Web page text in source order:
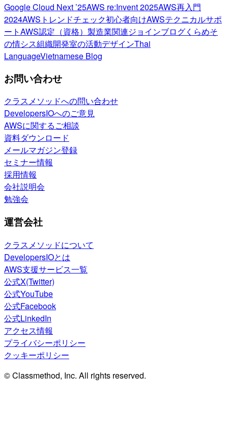
Google Cloud Next ’25AWS re:Invent 2025AWS再入門
2024AWSトレンドチェック初心者向けAWSテクニカルサポ
ートAWS認定（資格） 製造業関連ジョインブログくらめそ
の情シス組織開発室の活動デザインThai
LanguageVietnamese Blog
お問い合わせ
クラスメソッドへの問い合わせ
DevelopersIOへのご意見
AWSに関するご相談
資料ダウンロード
メールマガジン登録
セミナー情報
採用情報
会社説明会
勉強会
運営会社
クラスメソッドについて
DevelopersIOとは
AWS支援サービス一覧
公式X(Twitter)
公式YouTube
公式Facebook
公式LinkedIn
アクセス情報
プライバシーポリシー
クッキーポリシー
© Classmethod, Inc. All rights reserved.